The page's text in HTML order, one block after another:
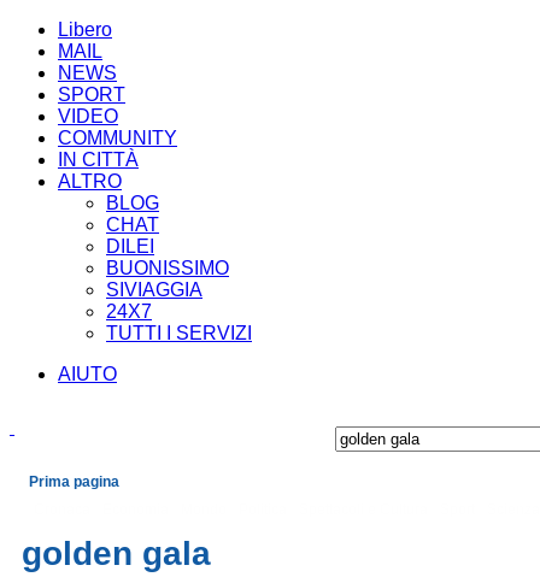
Libero
MAIL
NEWS
SPORT
VIDEO
COMMUNITY
IN CITTÀ
ALTRO
BLOG
CHAT
DILEI
BUONISSIMO
SIVIAGGIA
24X7
TUTTI I SERVIZI
AIUTO
Prima pagina
golden gala